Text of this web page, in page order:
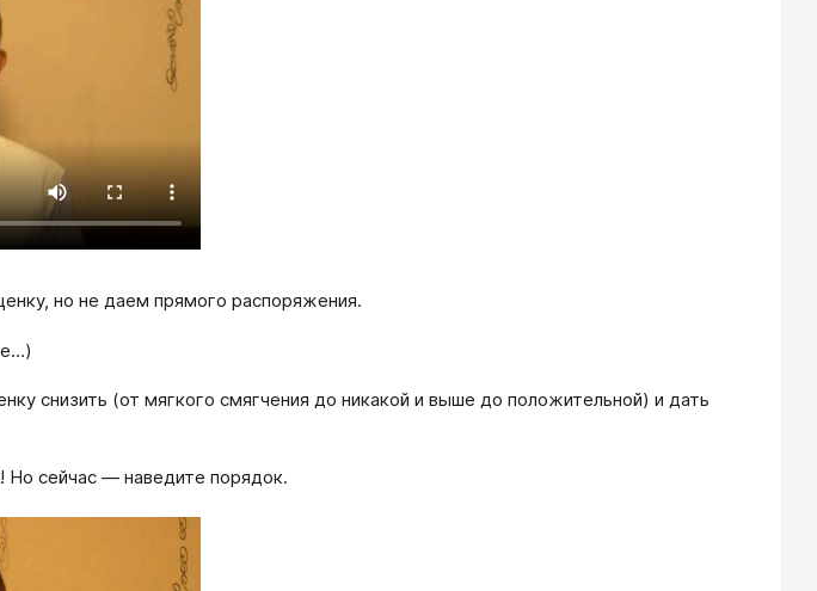
но не даем прямого распоряжения.
снизить (от мягкого смягчения до никакой и выше до положительной) и дать
сейчас — наведите порядок.